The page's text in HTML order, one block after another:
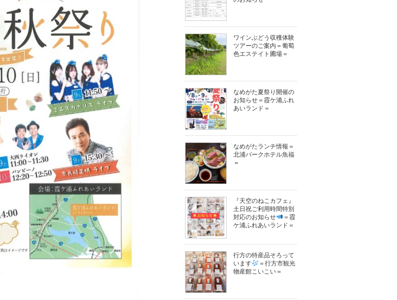
ワインぶどう収穫体験
ツアーのご案内＝葡萄
色エステイト圃場＝
なめがた夏祭り開催の
お知らせ＝霞ケ浦ふれ
あいランド＝
なめがたランチ情報＝
北浦パークホテル魚福
＝
『天空のねこカフェ』
土日祝ご利用時間特別
対応のお知らせ
＝霞
ケ浦ふれあいランド＝
行方の特産品そろって
います
＝行方市観光
物産館こいこい＝